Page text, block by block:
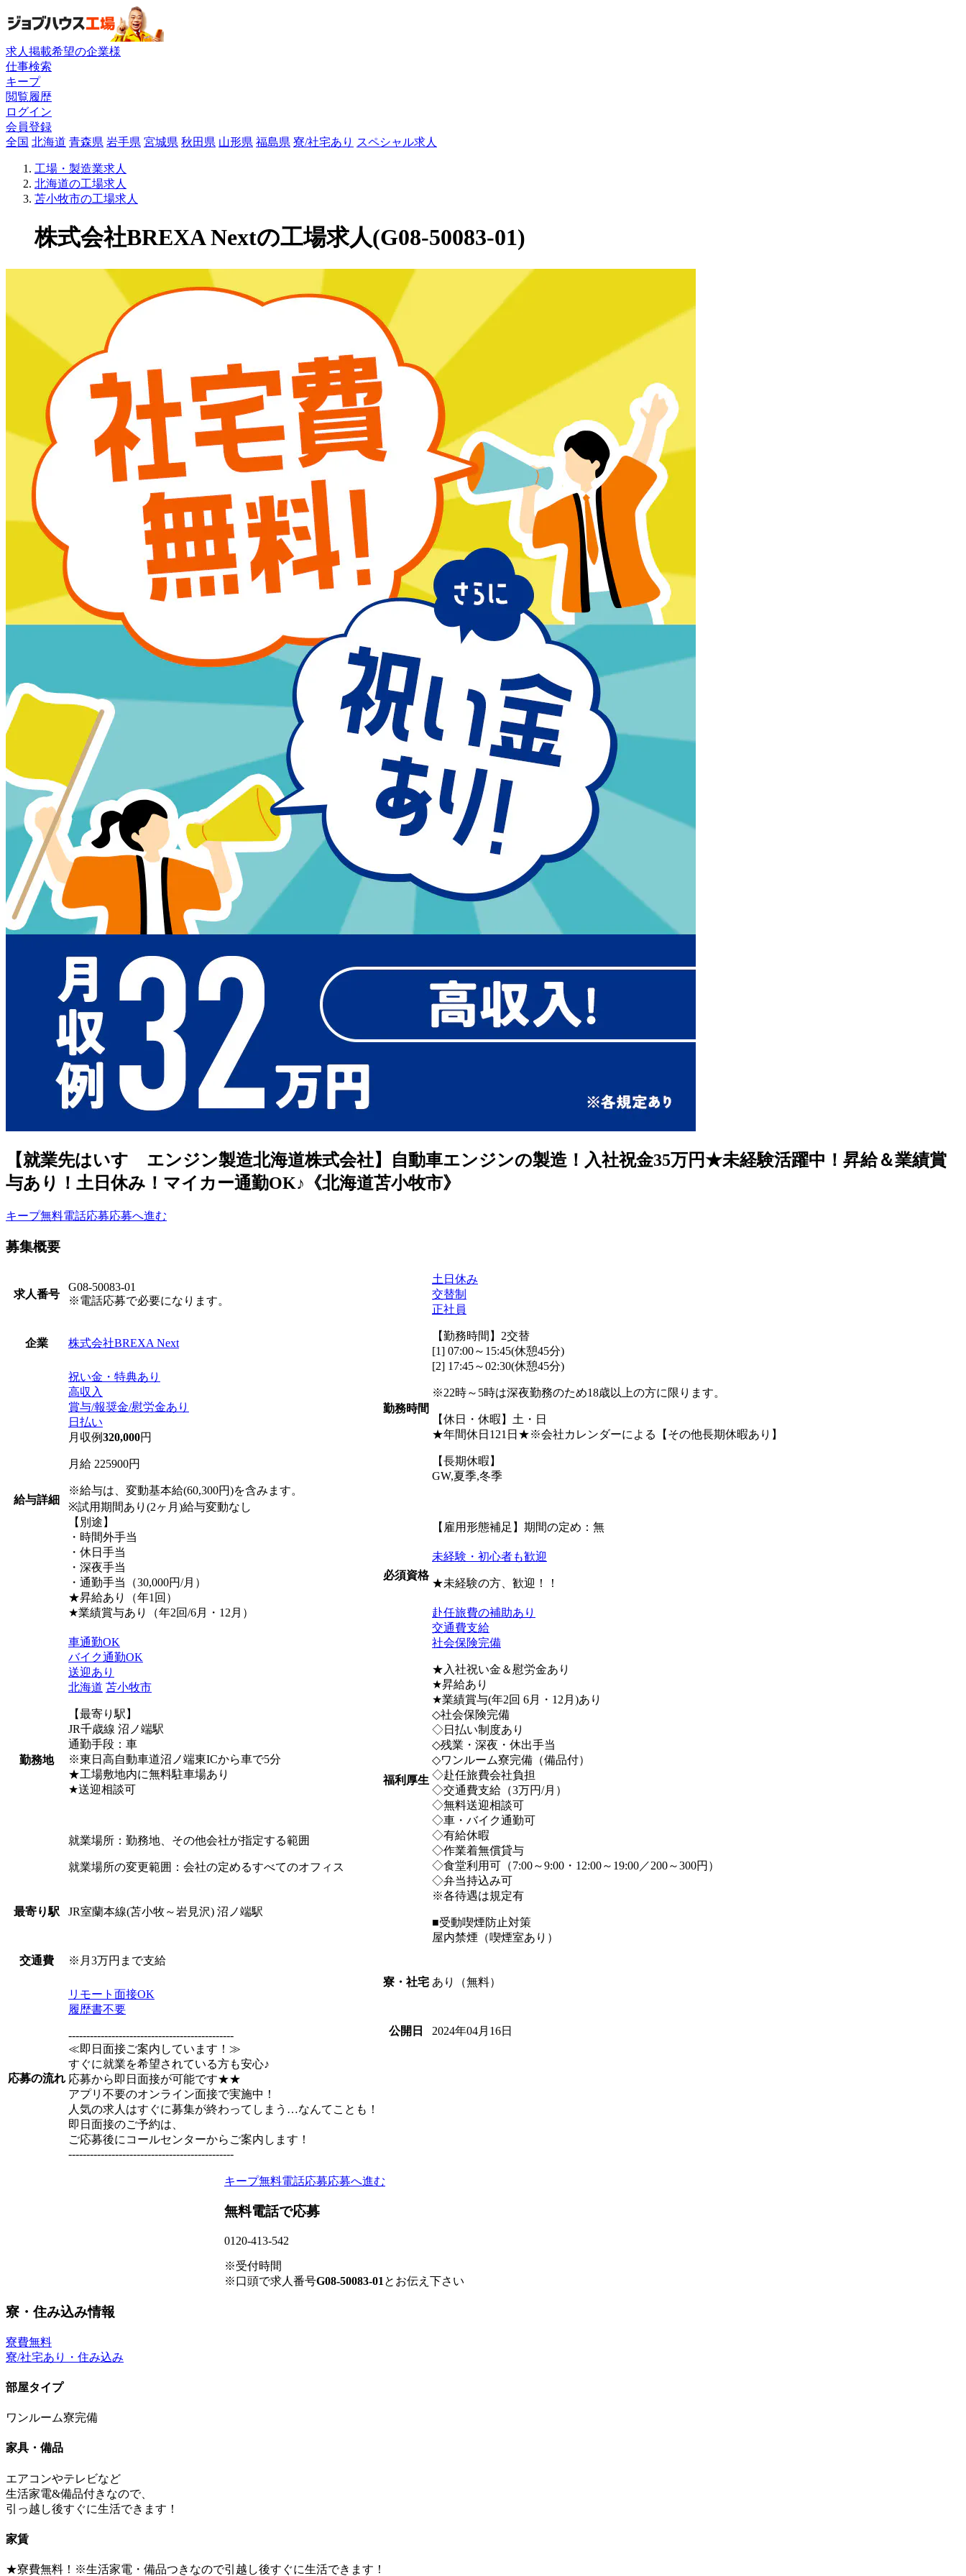
求人掲載希望の企業様
仕事検索
キープ
閲覧履歴
ログイン
会員登録
全国 北海道 青森県 岩手県 宮城県 秋田県 山形県 福島県 寮/社宅あり スペシャル求人
工場・製造業求人
北海道の工場求人
苫小牧市の工場求人
株式会社BREXA Nextの工場求人(G08-50083-01)
【就業先はいすゞエンジン製造北海道株式会社】自動車エンジンの製造！入社祝金35万円★未経験活躍中！昇給＆業績賞
与あり！土日休み！マイカー通勤OK♪《北海道苫小牧市》
キープ無料電話応募応募へ進む
募集概要
求人番号
G08-50083-01
※電話応募で必要になります。
企業 株式会社BREXA Next
給与詳細
祝い金・特典あり
高収入
賞与/報奨金/慰労金あり
日払い
月収例320,000円
月給 225900円
※給与は、変動基本給(60,300円)を含みます。
※試用期間あり(2ヶ月)給与変動なし
【別途】
・時間外手当
・休日手当
・深夜手当
・通勤手当（30,000円/月）
★昇給あり（年1回）
★業績賞与あり（年2回/6月・12月）
勤務地
車通勤OK
バイク通勤OK
送迎あり
北海道 苫小牧市
【最寄り駅】
JR千歳線 沼ノ端駅
通勤手段：車
※東日高自動車道沼ノ端東ICから車で5分
★工場敷地内に無料駐車場あり
★送迎相談可
就業場所：勤務地、その他会社が指定する範囲
就業場所の変更範囲：会社の定めるすべてのオフィス
最寄り駅 JR室蘭本線(苫小牧～岩見沢) 沼ノ端駅
交通費 ※月3万円まで支給
応募の流れ
リモート面接OK
履歴書不要
----------------------------------------------
≪即日面接ご案内しています！≫
すぐに就業を希望されている方も安心♪
応募から即日面接が可能です★★
アプリ不要のオンライン面接で実施中！
人気の求人はすぐに募集が終わってしまう…なんてことも！
即日面接のご予約は、
ご応募後にコールセンターからご案内します！
----------------------------------------------
勤務時間
土日休み
交替制
正社員
【勤務時間】2交替
[1] 07:00～15:45(休憩45分)
[2] 17:45～02:30(休憩45分)
※22時～5時は深夜勤務のため18歳以上の方に限ります。
【休日・休暇】土・日
★年間休日121日★※会社カレンダーによる【その他長期休暇あり】
【長期休暇】
GW,夏季,冬季
【雇用形態補足】期間の定め：無
必須資格
未経験・初心者も歓迎
★未経験の方、歓迎！！
福利厚生
赴任旅費の補助あり
交通費支給
社会保険完備
★入社祝い金＆慰労金あり
★昇給あり
★業績賞与(年2回 6月・12月)あり
◇社会保険完備
◇日払い制度あり
◇残業・深夜・休出手当
◇ワンルーム寮完備（備品付）
◇赴任旅費会社負担
◇交通費支給（3万円/月）
◇無料送迎相談可
◇車・バイク通勤可
◇有給休暇
◇作業着無償貸与
◇食堂利用可（7:00～9:00・12:00～19:00／200～300円）
◇弁当持込み可
※各待遇は規定有
■受動喫煙防止対策
屋内禁煙（喫煙室あり）
寮・社宅 あり（無料）
公開日 2024年04月16日
キープ無料電話応募応募へ進む
無料電話で応募
0120-413-542
※受付時間
※口頭で求人番号G08-50083-01 とお伝え下さい
寮・住み込み情報
寮費無料
寮/社宅あり・住み込み
部屋タイプ
ワンルーム寮完備
家具・備品
エアコンやテレビなど
生活家電&備品付きなので、
引っ越し後すぐに生活できます！
家賃
★寮費無料！※生活家電・備品つきなので引越し後すぐに生活できます！